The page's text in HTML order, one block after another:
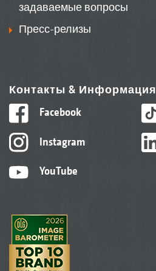
задаваемые вопросы
Пресс-релизы
Контакты & Информация
Facebook
Instagram
YouTube